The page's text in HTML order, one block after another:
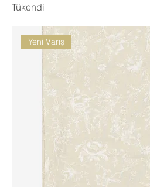
Tükendi
Yeni Varış